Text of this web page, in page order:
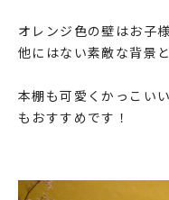
オレンジ色の壁はお子
他にはない素敵な背景
本棚も可愛くかっこい
もおすすめです！